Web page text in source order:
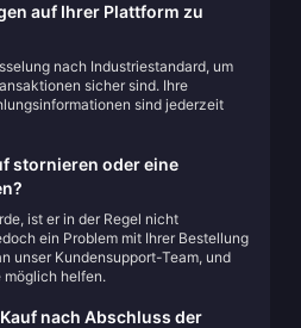
auf Ihrer Plattform zu
nach Industriestandard, um
sicher sind. Ihre
sind jederzeit
stornieren oder eine
ist er in der Regel nicht
ein Problem mit Ihrer Bestellung
unser Kundensupport-Team, und
möglich helfen.
nach Abschluss der